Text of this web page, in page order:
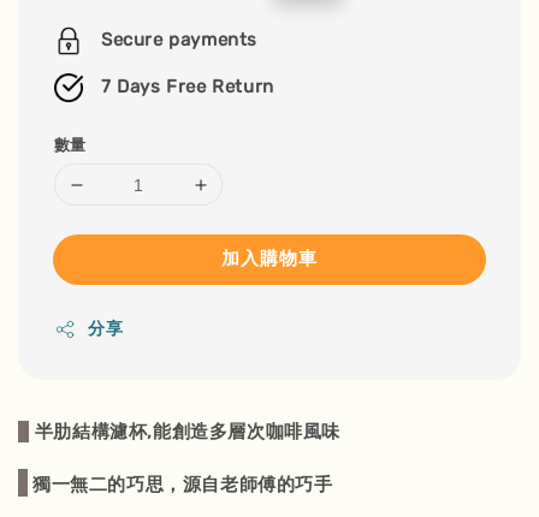
Secure payments
7 Days Free Return
數量
加入購物車
分享
半肋結構濾杯,能創造多層次咖啡風味
獨一無二的巧思，源自老師傅的巧手